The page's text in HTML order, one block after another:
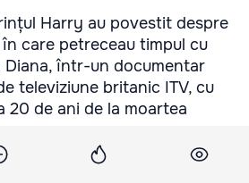
Harry au povestit despre
care petreceau timpul cu
Diana, într-un documentar
televiziune britanic ITV, cu
20 de ani de la moartea